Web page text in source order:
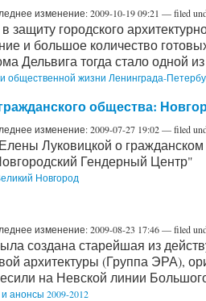
изменение:2009-10-19 09:21 — filed
защиту городского
и большое количество
Дельвига тогда стало одной
общественной жизни Ленинграда-
общества:
изменение:2009-07-27 19:02— filed
Луковицкой о
Гендерный Центр"
Новгород
изменение:2009-08-23 17:46— filed
создана старейшая из
архитектуры (Группа ЭРА),
на Невской линии
анонсы 2009-2012